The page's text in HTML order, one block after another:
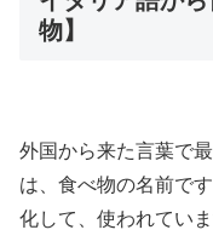
物】
外国から来た言葉で
は、食べ物の名前で
化して、使われていま